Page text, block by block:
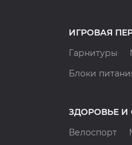
ИГРОВАЯ
Гарнитуры
Блоки
ЗДОРОВЬЕ И
Велоспорт